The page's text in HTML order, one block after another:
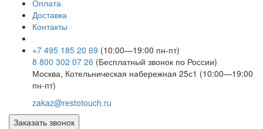
Оплата
Доставка
Контакты
+7 495 185 20 69 (10:00—19:00 пн-пт)
8 800 302 07 26 (Бесплатный звонок по России)
Москва, Котельническая набережная 25с1 (10:00—19:00
пн-пт)
zakaz@restotouch.ru
Заказать звонок